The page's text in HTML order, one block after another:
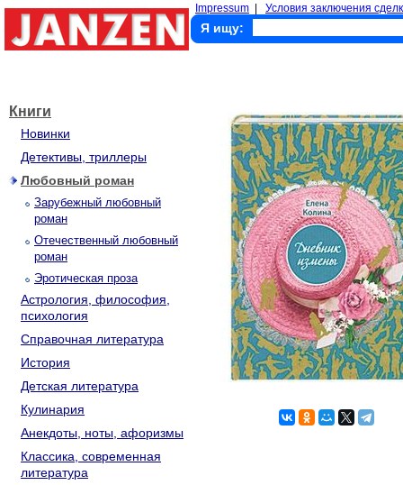
Impressum Условия заключения
Я ищу:
Книги
Новинки
Детективы, триллеры
Любовный роман
Зарубежный любовный
роман
Отечественный любовный
роман
Эротическая проза
Астрология, философия,
психология
Справочная литература
История
Детская литература
Кулинария
Анекдоты, ноты, афоризмы
Классика, современная
литература